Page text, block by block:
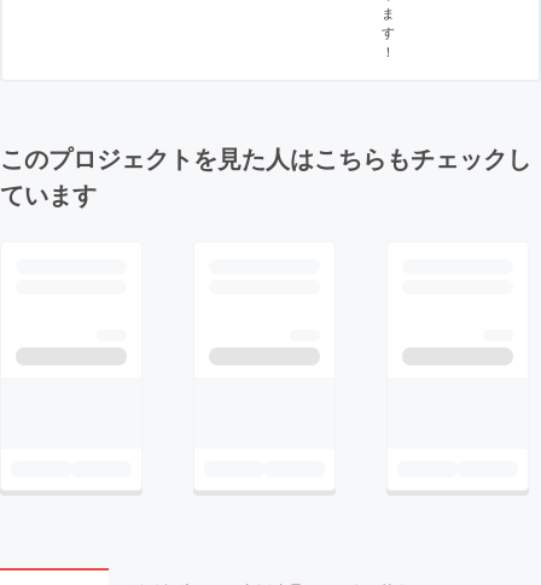
ま
す
！
このプロジェクトを見た人はこちらもチェックし
ています